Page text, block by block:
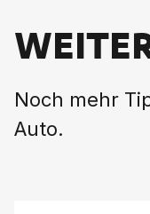
Noch mehr
Auto.